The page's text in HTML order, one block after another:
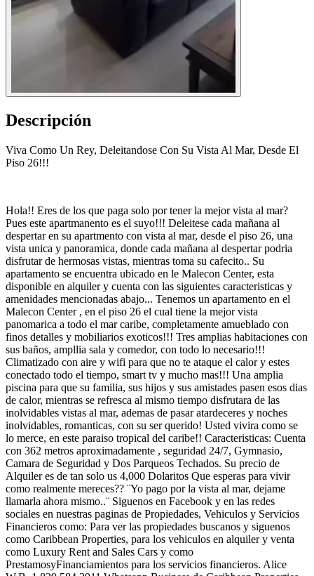
Descripción
Viva Como Un Rey, Deleitandose Con Su Vista Al Mar, Desde El
Piso 26!!!
Hola!! Eres de los que paga solo por tener la mejor vista al mar?
Pues este apartmanento es el suyo!!! Deleitese cada mañana al
despertar en su apartmento con vista al mar, desde el piso 26, una
vista unica y panoramica, donde cada mañana al despertar podria
disfrutar de hermosas vistas, mientras toma su cafecito.. Su
apartamento se encuentra ubicado en le Malecon Center, esta
disponible en alquiler y cuenta con las siguientes caracteristicas y
amenidades mencionadas abajo... Tenemos un apartamento en el
Malecon Center , en el piso 26 el cual tiene la mejor vista
panomarica a todo el mar caribe, completamente amueblado con
finos detalles y mobiliarios exoticos!!! Tres amplias habitaciones con
sus baños, ampllia sala y comedor, con todo lo necesario!!!
Climatizado con aire y wifi para que no te ataque el calor y estes
conectado todo el tiempo, smart tv y mucho mas!!! Una amplia
piscina para que su familia, sus hijos y sus amistades pasen esos dias
de calor, mientras se refresca al mismo tiempo disfrutara de las
inolvidables vistas al mar, ademas de pasar atardeceres y noches
inolvidables, romanticas, con su ser querido! Usted vivira como se
lo merce, en este paraiso tropical del caribe!! Caracteristicas: Cuenta
con 362 metros aproximadamente , seguridad 24/7, Gymnasio,
Camara de Seguridad y Dos Parqueos Techados. Su precio de
Alquiler es de tan solo us 4,000 Dolaritos Que esperas para vivir
como realmente mereces?? ¨Yo pago por la vista al mar, dejame
llamarla ahora mismo..¨ Siguenos en Facebook y en las redes
sociales en nuestras paginas de Propiedades, Vehiculos y Servicios
Financieros como: Para ver las propiedades buscanos y siguenos
como Caribbean Properties, para los vehiculos en alquiler y venta
como Luxury Rent and Sales Cars y como
PrestamosyFinanciamientos para los servicios financieros. Alice